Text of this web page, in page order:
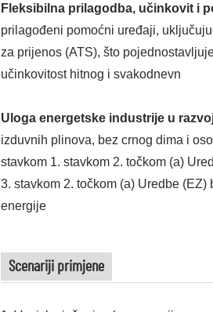
Fleksibilna prilagodba, učinkovit i
prilagođeni pomoćni uređaji,
za prijenos (ATS), što
učinkovitost hitnog i svakodnevn
Uloga energetske industrije u
izduvnih plinova, bez crnog dima i
stavkom 1. stavkom 2. točkom (a)
3. stavkom 2. točkom (a) Uredbe
energije
Scenariji primjene